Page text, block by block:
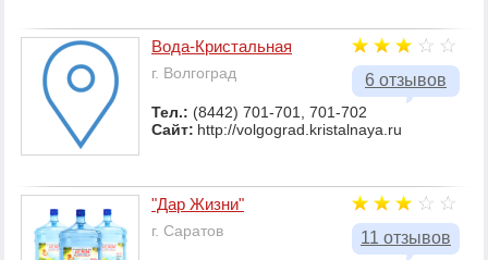
6 отзывов
Вода-Кристальная
г. Волгоград
Тел.: (8442) 701-701, 701-702
Сайт: http://volgograd.kristalnaya.ru
11 отзывов
"Дар Жизни"
г. Саратов